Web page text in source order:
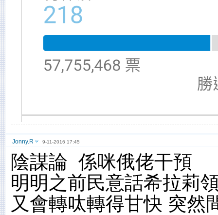
Jonny.R 9-11-2016 17:45
陰謀論 係咪俄佬干預
明明之前民意話希拉莉
又會轉呔轉得甘快 突然